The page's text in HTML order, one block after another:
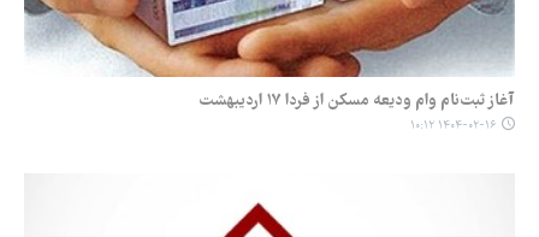
آغاز ثبت‌نام وام ودیعه مسکن از فردا ۱۷ اردیبهشت
۱۴۰۴-۰۲-۱۶ ۱۰:۱۲